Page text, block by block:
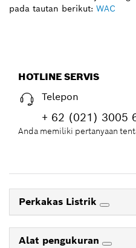
pada tautan berikut: WAC
HOTLINE SERVIS
Telepon
+ 62 (021) 3005
Anda memiliki pertanyaan
Perkakas Listrik
Alat pengukuran